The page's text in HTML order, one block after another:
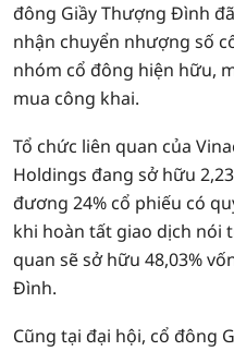
đông Giầy Thượng Đình
nhận chuyển nhượng số
nhóm cổ đông hiện hữu,
mua công khai.
Tổ chức liên quan của
Holdings đang sở hữu
đương 24% cổ phiếu có
khi hoàn tất giao dịch nói
quan sẽ sở hữu 48,03%
Đình.
Cũng tại đại hội, cổ đông